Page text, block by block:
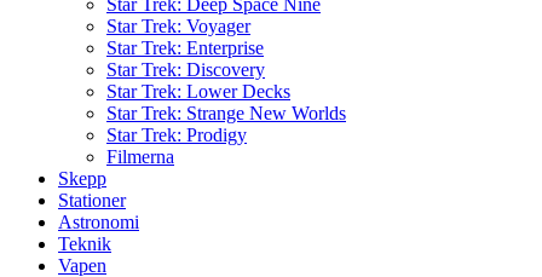
Star Trek: Deep Space Nine
Star Trek: Voyager
Star Trek: Enterprise
Star Trek: Discovery
Star Trek: Lower Decks
Star Trek: Strange New Worlds
Star Trek: Prodigy
Filmerna
Skepp
Stationer
Astronomi
Teknik
Vapen